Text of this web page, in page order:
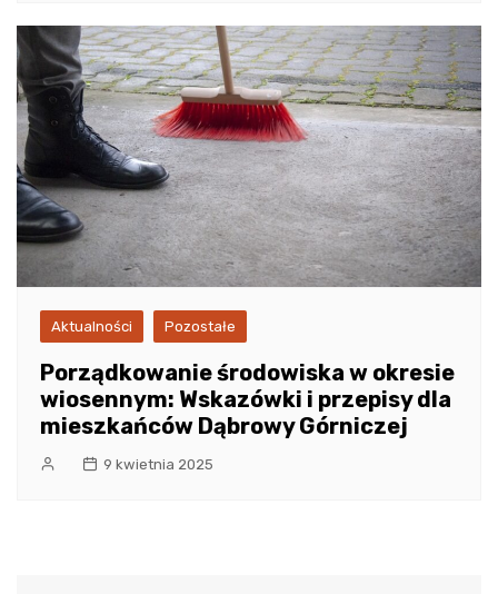
Aktualności Pozostałe
Porządkowanie środowiska w okresie
wiosennym: Wskazówki i przepisy dla
mieszkańców Dąbrowy Górniczej
9 kwietnia 2025